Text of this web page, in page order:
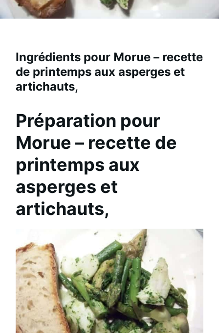
Ingrédients pour Morue – recette
de printemps aux asperges et
artichauts,
Préparation pour
Morue – recette de
printemps aux
asperges et
artichauts,